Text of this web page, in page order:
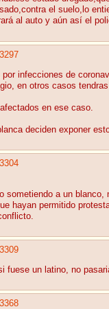
el suelo,lo
al auto y aún así el
por infecciones de
en otros casos
en ese caso.
deciden exponer
sometiendo a un
hayan permitido
fuese un latino, no